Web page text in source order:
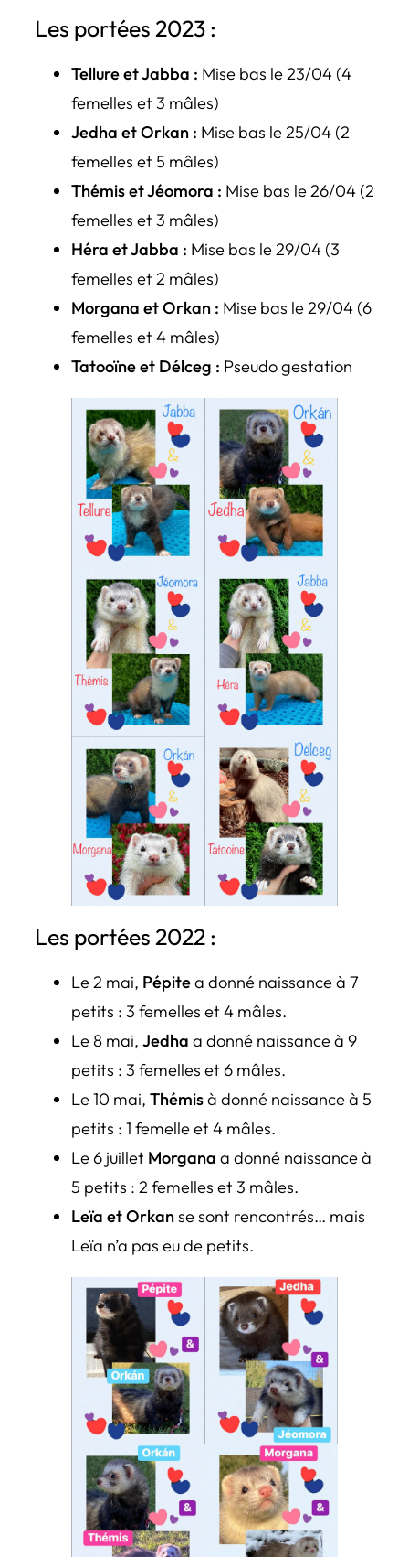
Les portées 2023 :
Tellure et Jabba : Mise bas le 23/04 (4
femelles et 3 mâles)
Jedha et Orkan : Mise bas le 25/04 (2
femelles et 5 mâles)
Thémis et Jéomora : Mise bas le 26/04 (2
femelles et 3 mâles)
Héra et Jabba : Mise bas le 29/04 (3
femelles et 2 mâles)
Morgana et Orkan : Mise bas le 29/04 (6
femelles et 4 mâles)
Tatooïne et Délceg : Pseudo gestation
Les portées 2022 :
Le 2 mai, Pépitea donné naissance à 7
petits : 3 femelles et 4 mâles.
Le 8 mai, Jedha a donné naissance à 9
petits : 3 femelles et 6 mâles.
Le 10 mai, Thémisà donné naissance à 5
petits : 1 femelle et 4 mâles.
Le 6 juillet Morgana a donné naissance à
5 petits : 2 femelles et 3 mâles.
Leïa et Orkanse sont rencontrés… mais
Leïa n’a pas eu de petits.